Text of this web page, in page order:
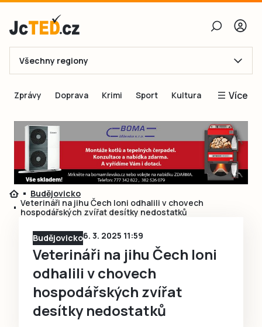
E-mail
Obnovit heslo
Přihlásit se
Přihlásit se přes Facebook
Ještě nemám účet, chci se
Všechny regiony
Zprávy Doprava Krimi Sport Kultura Více
Blogy
Inspirace
Čtenáři píší
Speciální přílohy
Budějovicko
Veterináři na jihu Čech loni odhalili v chovech
hospodářských zvířat desítky nedostatků
Budějovicko6. 3. 2025 11:59
Veterináři na jihu Čech loni
odhalili v chovech
hospodářských zvířat
desítky nedostatků